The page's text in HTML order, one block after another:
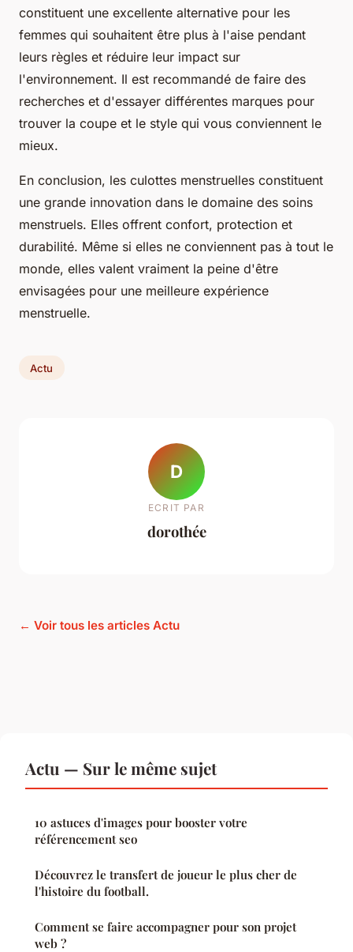
constituent une excellente alternative pour les
femmes qui souhaitent être plus à l'aise pendant
leurs règles et réduire leur impact sur
l'environnement. Il est recommandé de faire des
recherches et d'essayer différentes marques pour
trouver la coupe et le style qui vous conviennent le
mieux.
En conclusion, les culottes menstruelles constituent
une grande innovation dans le domaine des soins
menstruels. Elles offrent confort, protection et
durabilité. Même si elles ne conviennent pas à tout le
monde, elles valent vraiment la peine d'être
envisagées pour une meilleure expérience
menstruelle.
Actu
D
ECRIT PAR
dorothée
← Voir tous les articles Actu
Actu — Sur le même sujet
10 astuces d'images pour booster votre
référencement seo
Découvrez le transfert de joueur le plus cher de
l'histoire du football.
Comment se faire accompagner pour son projet
web ?